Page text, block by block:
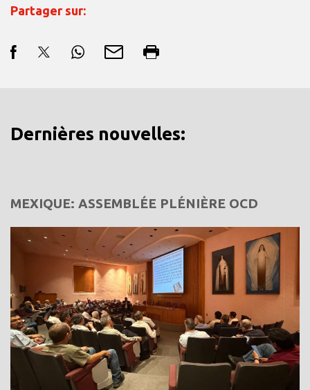
Partager sur:
Dernières nouvelles:
MEXIQUE: ASSEMBLÉE PLÉNIÈRE OCD